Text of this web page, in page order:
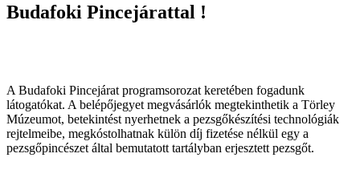
Budafoki Pincejárattal !
A Budafoki Pincejárat programsorozat keretében fogadunk
látogatókat. A belépőjegyet megvásárlók megtekinthetik a Törley
Múzeumot, betekintést nyerhetnek a pezsgőkészítési technológiák
rejtelmeibe, megkóstolhatnak külön díj fizetése nélkül egy a
pezsgőpincészet által bemutatott tartályban erjesztett pezsgőt.